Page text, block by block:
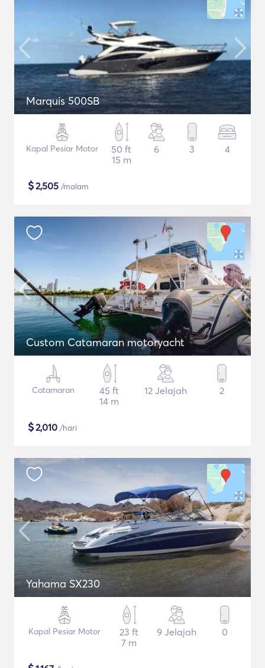
Marquis 500SB
Kapal Pesiar Motor
50 ft
15 m
6 3 4
$2,505 /malam
Custom Catamaran motoryacht
Catamaran
45 ft
14 m
12 Jelajah 2
$2,010 /hari
Yahama SX230
Kapal Pesiar Motor
23 ft
7 m
9 Jelajah 0